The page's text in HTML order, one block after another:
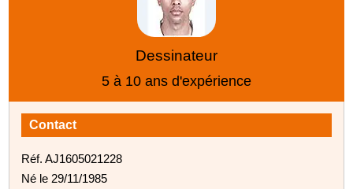
Dessinateur
5 à 10 ans d'expérience
Contact
Réf. AJ1605021228
Né le 29/11/1985